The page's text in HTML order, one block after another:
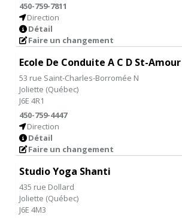
450-759-7811
Direction
Détail
Faire un changement
Ecole De Conduite A C D St-
53 rue Saint-Charles-Borromée N
Joliette (Québec)
J6E 4R1
450-759-4447
Direction
Détail
Faire un changement
Studio Yoga Shanti
435 rue Dollard
Joliette (Québec)
J6E 4M3